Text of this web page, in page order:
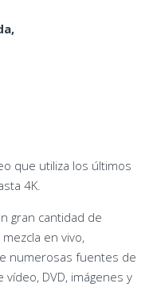
que utiliza los últimos
4K.
gran cantidad de
en vivo,
numerosas fuentes de
DVD, imágenes y